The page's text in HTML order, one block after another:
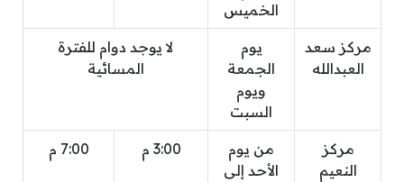
الخميس
مركز سعد
العبدالله
يوم
الجمعة
ويوم
السبت
لا يوجد دوام للفترة
المسائية
مركز
النعيم
من يوم
الأحد إلى
3:00 م 7:00 م